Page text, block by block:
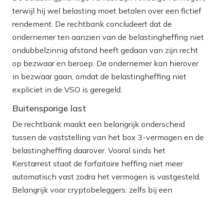
terwijl hij wel belasting moet betalen over een fictief
rendement. De rechtbank concludeert dat de
ondernemer ten aanzien van de belastingheffing niet
ondubbelzinnig afstand heeft gedaan van zijn recht
op bezwaar en beroep. De ondernemer kan hierover
in bezwaar gaan, omdat de belastingheffing niet
expliciet in de VSO is geregeld.
Buitensporige last
De rechtbank maakt een belangrijk onderscheid
tussen de vaststelling van het box 3-vermogen en de
belastingheffing daarover. Vooral sinds het
Kerstarrest staat de forfaitaire heffing niet meer
automatisch vast zodra het vermogen is vastgesteld.
Belangrijk voor cryptobeleggers: zelfs bij een